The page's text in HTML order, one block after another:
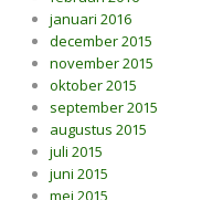
januari 2016
december 2015
november 2015
oktober 2015
september 2015
augustus 2015
juli 2015
juni 2015
mei 2015